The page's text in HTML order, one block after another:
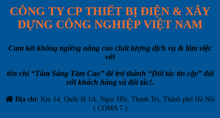
CÔNG TY CP THIẾT BỊ ĐIỆN & XÂY
DỰNG CÔNG NGHIỆP VIỆT NAM
Cam kết không ngừng nâng cao chất lượng dịch vụ & làm việc
với
tôn chỉ “Tâm Sáng Tầm Cao” để trở thành “Đối tác tin cậy” đối
với khách hàng và đối tác!.
Địa chỉ: Km 14, Quốc lộ 1A, Ngọc Hồi, Thanh Trì, Thành phố Hà Nội
( COMA 7 )